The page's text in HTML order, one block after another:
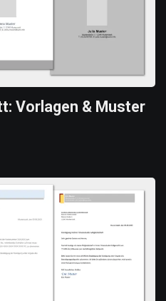
Vorlagen & Muster